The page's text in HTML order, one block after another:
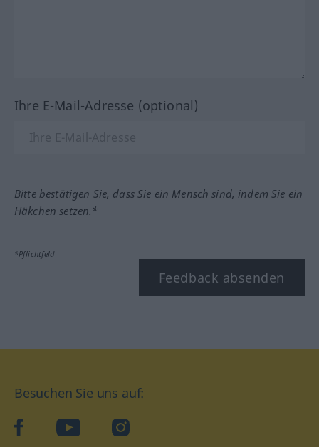
Ihre E-Mail-Adresse (optional)
Bitte bestätigen Sie, dass Sie ein Mensch sind, indem Sie ein
Häkchen setzen.*
*Pflichtfeld
Feedback absenden
Besuchen Sie uns auf:
facebookYouTube Instagram